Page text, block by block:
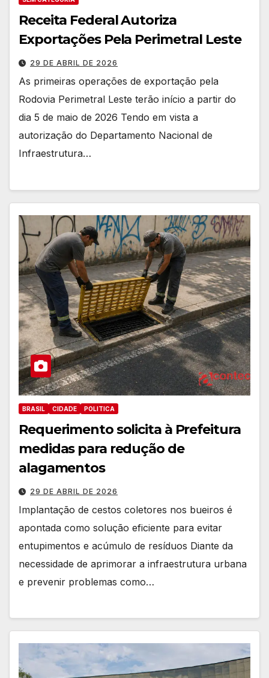
Receita Federal Autoriza
Exportações Pela Perimetral Leste
29 DE ABRIL DE 2026
As primeiras operações de exportação pela
Rodovia Perimetral Leste terão início a partir do
dia 5 de maio de 2026 Tendo em vista a
autorização do Departamento Nacional de
Infraestrutura…
BRASIL CIDADE POLITICA
Requerimento solicita à Prefeitura
medidas para redução de
alagamentos
29 DE ABRIL DE 2026
Implantação de cestos coletores nos bueiros é
apontada como solução eficiente para evitar
entupimentos e acúmulo de resíduos Diante da
necessidade de aprimorar a infraestrutura urbana
e prevenir problemas como…